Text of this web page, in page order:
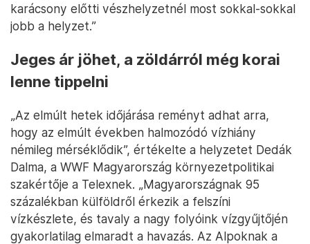
karácsony előtti vészhelyzetnél most sokkal-sokkal
jobb a helyzet.”
Jeges ár jöhet, a zöldárról még korai
lenne tippelni
„Az elmúlt hetek időjárása reményt adhat arra,
hogy az elmúlt években halmozódó vízhiány
némileg mérséklődik”, értékelte a helyzetet Dedák
Dalma, a WWF Magyarország környezetpolitikai
szakértője a Telexnek. „Magyarországnak 95
százalékban külföldről érkezik a felszíni
vízkészlete, és tavaly a nagy folyóink vízgyűjtőjén
gyakorlatilag elmaradt a havazás. Az Alpoknak a